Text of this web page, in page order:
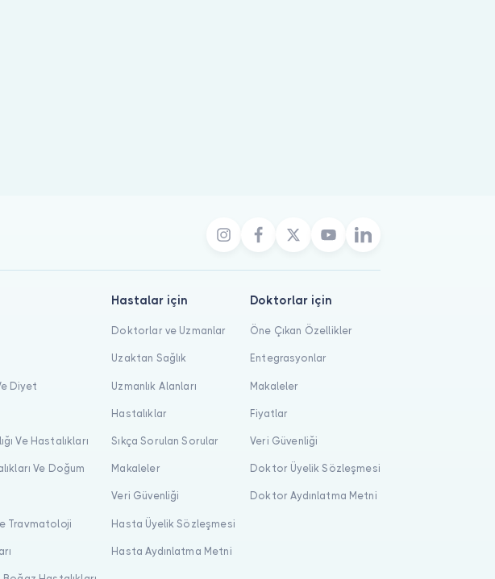
Diyet
Ve Hastalıkları
Ve Doğum
Travmatoloji
Hastalar için
Doktorlar ve Uzmanlar
Uzaktan Sağlık
Uzmanlık Alanları
Hastalıklar
Sıkça Sorulan Sorular
Makaleler
Veri Güvenliği
Hasta Üyelik Sözleşmesi
Hasta Aydınlatma Metni
Doktorlar için
Öne Çıkan Özellikler
Entegrasyonlar
Makaleler
Fiyatlar
Veri Güvenliği
Doktor Üyelik Sözleşmesi
Doktor Aydınlatma Metni